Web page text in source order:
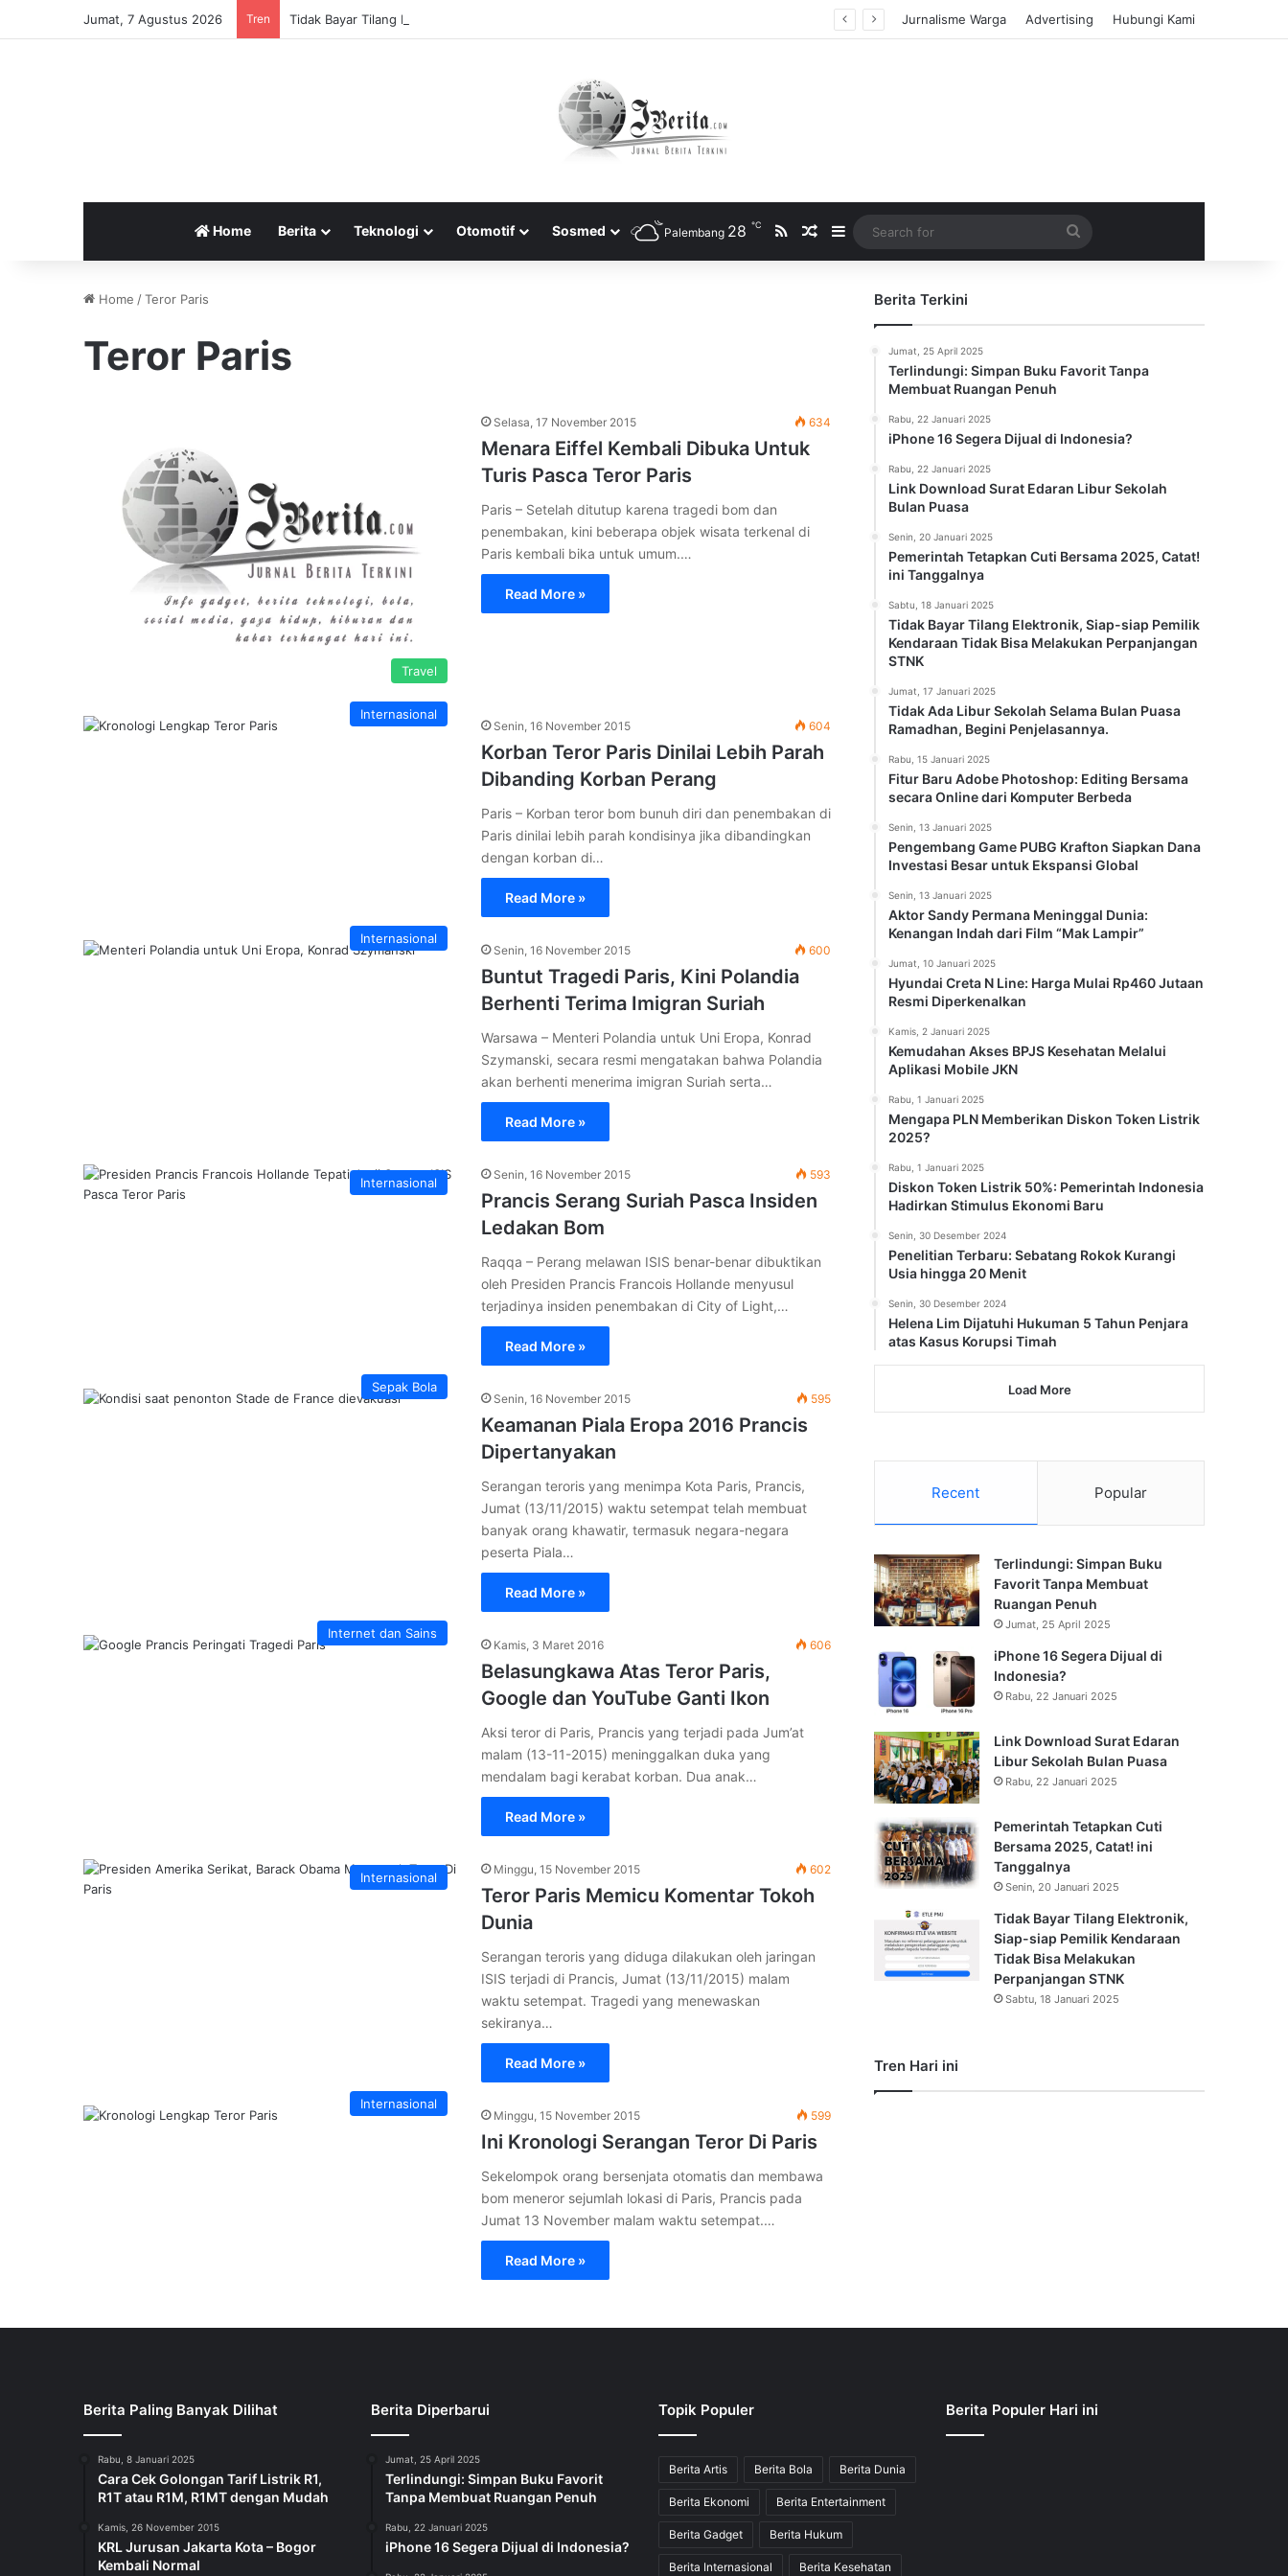
Jumat, 7 Agustus 2026 Tren Jurnalisme Warga Advertising Hubungi Kami
Home Berita Teknologi Otomotif Sosmed Palembang 28 ℃ RSSRandom Article
Sidebar
for
Home /Teror Paris
Teror Paris
Travel
Selasa, 17 November 2015 634
Menara Eiffel Kembali Dibuka Untuk
Turis Pasca Teror Paris
Paris – Setelah ditutup karena tragedi bom dan
penembakan, kini beberapa objek wisata terkenal di
Paris kembali bika untuk umum.…
Read More »
Internasional
Senin, 16 November 2015 604
Korban Teror Paris Dinilai Lebih Parah
Dibanding Korban Perang
Paris – Korban teror bom bunuh diri dan penembakan di
Paris dinilai lebih parah kondisinya jika dibandingkan
dengan korban di…
Read More »
Internasional
Senin, 16 November 2015 600
Buntut Tragedi Paris, Kini Polandia
Berhenti Terima Imigran Suriah
Warsawa – Menteri Polandia untuk Uni Eropa, Konrad
Szymanski, secara resmi mengatakan bahwa Polandia
akan berhenti menerima imigran Suriah serta…
Read More »
Internasional
Senin, 16 November 2015 593
Prancis Serang Suriah Pasca Insiden
Ledakan Bom
Raqqa – Perang melawan ISIS benar-benar dibuktikan
oleh Presiden Prancis Francois Hollande menyusul
terjadinya insiden penembakan di City of Light,…
Read More »
Sepak Bola
Senin, 16 November 2015 595
Keamanan Piala Eropa 2016 Prancis
Dipertanyakan
Serangan teroris yang menimpa Kota Paris, Prancis,
Jumat (13/11/2015) waktu setempat telah membuat
banyak orang khawatir, termasuk negara-negara
peserta Piala…
Read More »
Internet dan Sains
Kamis, 3 Maret 2016 606
Belasungkawa Atas Teror Paris,
Google dan YouTube Ganti Ikon
Aksi teror di Paris, Prancis yang terjadi pada Jum’at
malam (13-11-2015) meninggalkan duka yang
mendalam bagi kerabat korban. Dua anak…
Read More »
Internasional
Minggu, 15 November 2015 602
Teror Paris Memicu Komentar Tokoh
Dunia
Serangan teroris yang diduga dilakukan oleh jaringan
ISIS terjadi di Prancis, Jumat (13/11/2015) malam
waktu setempat. Tragedi yang menewaskan
sekiranya…
Read More »
Internasional
Minggu, 15 November 2015 599
Ini Kronologi Serangan Teror Di Paris
Sekelompok orang bersenjata otomatis dan membawa
bom meneror sejumlah lokasi di Paris, Prancis pada
Jumat 13 November malam waktu setempat.…
Read More »
Berita Terkini
Jumat, 25 April 2025
Terlindungi: Simpan Buku Favorit Tanpa
Membuat Ruangan Penuh
Rabu, 22 Januari 2025
iPhone 16 Segera Dijual di Indonesia?
Rabu, 22 Januari 2025
Link Download Surat Edaran Libur Sekolah
Bulan Puasa
Senin, 20 Januari 2025
Pemerintah Tetapkan Cuti Bersama 2025, Catat!
ini Tanggalnya
Sabtu, 18 Januari 2025
Tidak Bayar Tilang Elektronik, Siap-siap Pemilik
Kendaraan Tidak Bisa Melakukan Perpanjangan
STNK
Jumat, 17 Januari 2025
Tidak Ada Libur Sekolah Selama Bulan Puasa
Ramadhan, Begini Penjelasannya.
Rabu, 15 Januari 2025
Fitur Baru Adobe Photoshop: Editing Bersama
secara Online dari Komputer Berbeda
Senin, 13 Januari 2025
Pengembang Game PUBG Krafton Siapkan Dana
Investasi Besar untuk Ekspansi Global
Senin, 13 Januari 2025
Aktor Sandy Permana Meninggal Dunia:
Kenangan Indah dari Film “Mak Lampir”
Jumat, 10 Januari 2025
Hyundai Creta N Line: Harga Mulai Rp460 Jutaan
Resmi Diperkenalkan
Kamis, 2 Januari 2025
Kemudahan Akses BPJS Kesehatan Melalui
Aplikasi Mobile JKN
Rabu, 1 Januari 2025
Mengapa PLN Memberikan Diskon Token Listrik
2025?
Rabu, 1 Januari 2025
Diskon Token Listrik 50%: Pemerintah Indonesia
Hadirkan Stimulus Ekonomi Baru
Senin, 30 Desember 2024
Penelitian Terbaru: Sebatang Rokok Kurangi
Usia hingga 20 Menit
Senin, 30 Desember 2024
Helena Lim Dijatuhi Hukuman 5 Tahun Penjara
atas Kasus Korupsi Timah
Load More
Recent Popular
Terlindungi: Simpan Buku
Favorit Tanpa Membuat
Ruangan Penuh
Jumat, 25 April 2025
iPhone 16 Segera Dijual di
Indonesia?
Rabu, 22 Januari 2025
Link Download Surat Edaran
Libur Sekolah Bulan Puasa
Rabu, 22 Januari 2025
Pemerintah Tetapkan Cuti
Bersama 2025, Catat! ini
Tanggalnya
Senin, 20 Januari 2025
Tidak Bayar Tilang Elektronik,
Siap-siap Pemilik Kendaraan
Tidak Bisa Melakukan
Perpanjangan STNK
Sabtu, 18 Januari 2025
Tren Hari ini
Berita Paling Banyak Dilihat
Rabu, 8 Januari 2025
Cara Cek Golongan Tarif Listrik R1,
R1T atau R1M, R1MT dengan Mudah
Kamis, 26 November 2015
KRL Jurusan Jakarta Kota – Bogor
Kembali Normal
Berita Diperbarui
Jumat, 25 April 2025
Terlindungi: Simpan Buku Favorit
Tanpa Membuat Ruangan Penuh
Rabu, 22 Januari 2025
iPhone 16 Segera Dijual di Indonesia?
Topik Populer
Berita Artis Berita Bola Berita Dunia
Berita Ekonomi Berita Entertainment
Berita Gadget Berita Hukum
Berita Internasional Berita Kesehatan
Berita Populer Hari ini